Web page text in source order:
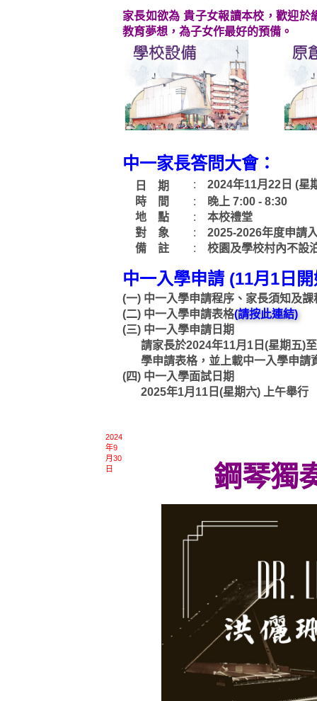
家長如欲為 貴子女報讀本校，歡迎
教育夢想，為子女作最好的預備。
中一家長答問大會：
日 期 :
2024年11月22日 (星
時 間
:
晚上 7:00 - 8:30
地 點
:
本校禮堂
對 象
:
2025-2026年度申請
備 註
: 校園及學校村內不設
中一入學申請 (11月1日
(一) 中一入學申請程序、家長須知及課
(二) 中一入學申請表格(請按此連結)
(三) 中一入學申請日期
請家長於2024年11月1日(星期五)
學申請表格，並上載中一入學申請
(四) 中一入學面試日期
2025年1月11日(星期六) 上午舉行
2024
年9
月30
日
鋼琴獨